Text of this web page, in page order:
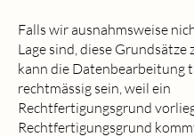
Falls wir ausnahmsweise
Lage sind, diese Grundsätze
kann die Datenbearbeitung
rechtmässig sein, weil ein
Rechtfertigungsgrund
Rechtfertigungsgrund